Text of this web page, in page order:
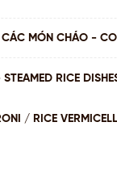
CÁC MÓN CHÁO -
RICE
/ RICE